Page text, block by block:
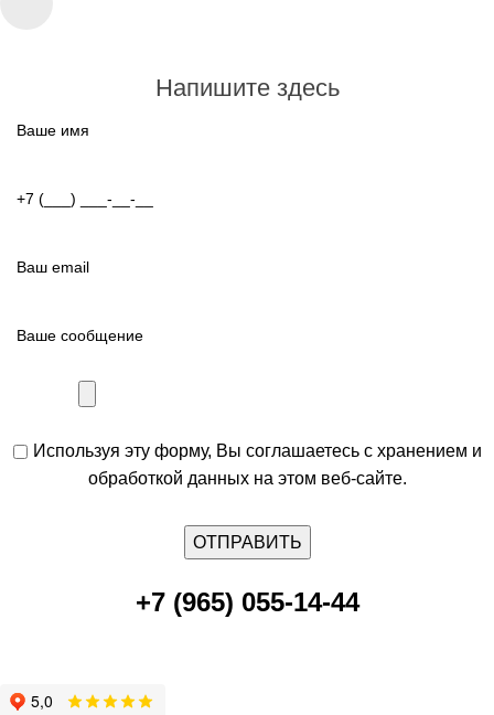
Напишите здесь
Используя эту форму, Вы соглашаетесь с хранением и
обработкой данных на этом веб-сайте.
+7 (965) 055-14-44